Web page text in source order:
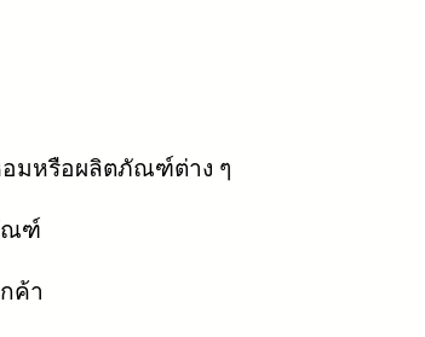
มหรือผลิตภัณฑ์ต่าง ๆ
ณฑ์
ค้า